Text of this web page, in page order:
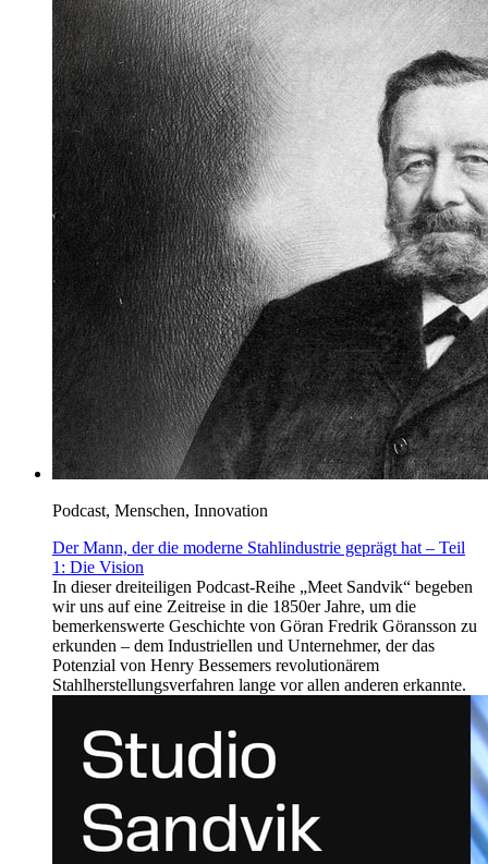
Podcast, Menschen, Innovation
Der Mann, der die moderne Stahlindustrie geprägt hat – Teil
1: Die Vision
In dieser dreiteiligen Podcast-Reihe „Meet Sandvik“ begeben
wir uns auf eine Zeitreise in die 1850er Jahre, um die
bemerkenswerte Geschichte von Göran Fredrik Göransson zu
erkunden – dem Industriellen und Unternehmer, der das
Potenzial von Henry Bessemers revolutionärem
Stahlherstellungsverfahren lange vor allen anderen erkannte.